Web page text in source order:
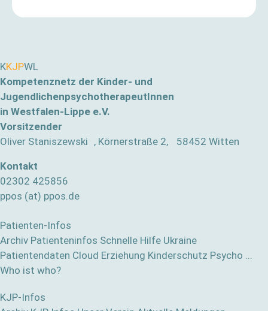
KKJPWL
Kompetenznetz der Kinder- und
JugendlichenpsychotherapeutInnen
in Westfalen-Lippe e.V.
Vorsitzender
Oliver Staniszewski , Körnerstraße 2, 58452 Witten
Kontakt
02302 425856
ppos (at) ppos.de
Patienten-Infos
Archiv Patienteninfos Schnelle Hilfe Ukraine
Patientendaten Cloud Erziehung Kinderschutz Psycho ...
Who ist who?
KJP-Infos